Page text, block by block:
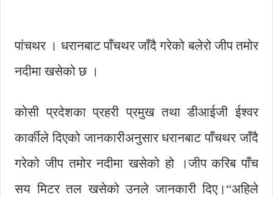
पांचथर । धरानबाट पाँचथर जाँदै गरेको बलेरो जीप तमोर
नदीमा खसेको छ ।
कोसी प्रदेशका प्रहरी प्रमुख तथा डीआईजी ईश्वर
कार्कीले दिएको जानकारीअनुसार धरानबाट पाँचथर जाँदै
गरेको जीप तमोर नदीमा खसेको हो ।जीप करिब पाँच
सय मिटर तल खसेको उनले जानकारी दिए।“अहिले